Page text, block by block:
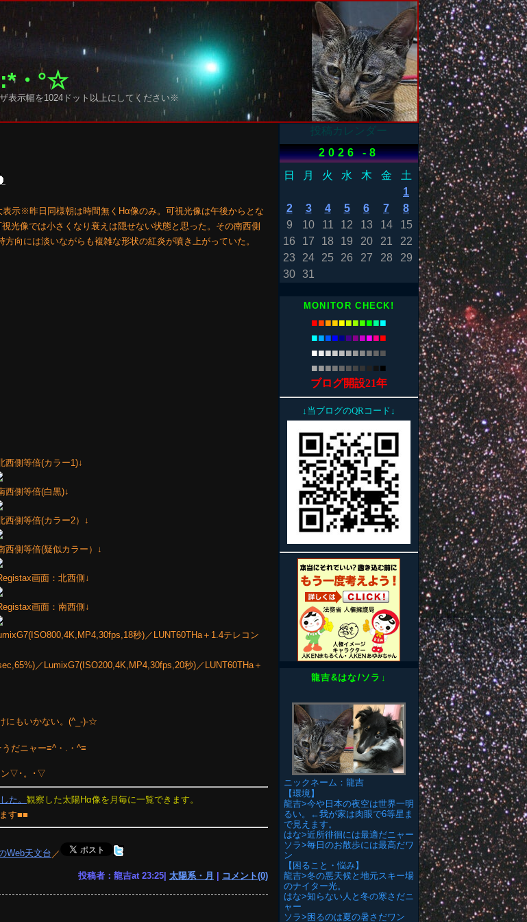
・°☆
表示幅を1024ドット以上にしてください※
示※昨日同様朝は時間無くHα像のみ。可視光像は午後からとな
光像では小さくなり衰えは隠せない状態と思った。その南西側
向には淡いながらも複雑な形状の紅炎が噴き上がっていた。
西側等倍(カラー1)↓
西側等倍(白黒)↓
西側等倍(カラー2）↓
西側等倍(疑似カラー）↓
画面：北西側↓
画面：南西側↓
秒)／LUNT60THa＋1.4テレコン
／LumixG7(ISO200,4K,MP4,30fps,20秒)／LUNT60THa＋
にもいかない。(^_-)-☆
だニャー≡^・.・^≡
ン▽･。･▽
た。 観察した太陽Hα像を月毎に一覧できます。
す■■
Web天文台 ／
投稿者：龍吉at 23:25| 太陽系・月 コメント(0)
投稿カレンダー
2026 -8
日
月 火 水 木 金
土
1
2
3 4 5 6 7
8
9
10 11 12 13 14
15
16
17 18 19 20 21
22
23
24 25 26 27 28
29
30 31
MONITOR CHECK!
■■■■■■■■■■■
■■■■■■■■■■■
■■■■■■■■■■■
■■■■■■■■ ■■
ブログ開設21年
↓当ブログのQRコード↓
龍吉&はな/ソラ↓
ニックネーム：龍吉
【環境】
龍吉>今や日本の夜空は世界一明
るい。←我が家は肉眼で6等星ま
で見えます。
はな>近所徘徊には最適だニャー
ソラ>毎日のお散歩には最高だワ
ン
【困ること・悩み】
龍吉>冬の悪天候と地元スキー場
のナイター光。
はな>知らない人と冬の寒さだニ
ャー
ソラ>困るのは夏の暑さだワン